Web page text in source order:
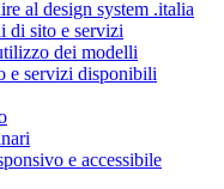
al design system .italia
di sito e servizi
dei modelli
e servizi disponibili
e accessibile